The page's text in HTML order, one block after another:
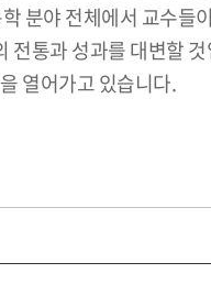
분야 전체에서 교수들
통과 성과를 대변할
열어가고 있습니다.